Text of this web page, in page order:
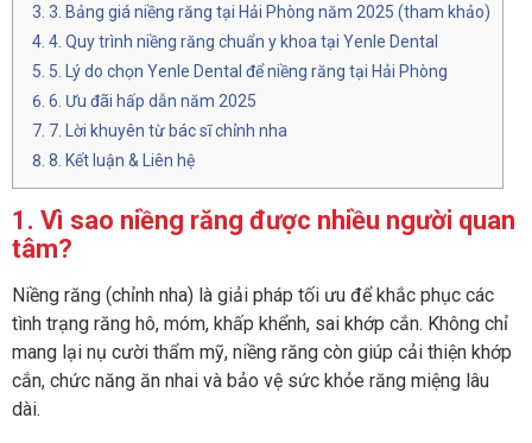
3. Bảng giá niềng răng tại Hải Phòng năm 2025 (tham khảo)
4. Quy trình niềng răng chuẩn y khoa tại Yenle Dental
5. Lý do chọn Yenle Dental để niềng răng tại Hải Phòng
6. Ưu đãi hấp dẫn năm 2025
7. Lời khuyên từ bác sĩ chỉnh nha
8. Kết luận & Liên hệ
1. Vì sao niềng răng được nhiều người quan
tâm?
Niềng răng (chỉnh nha) là giải pháp tối ưu để khắc phục các
tình trạng răng hô, móm, khấp khểnh, sai khớp cắn. Không chỉ
mang lại nụ cười thẩm mỹ, niềng răng còn giúp cải thiện khớp
cắn, chức năng ăn nhai và bảo vệ sức khỏe răng miệng lâu
dài.